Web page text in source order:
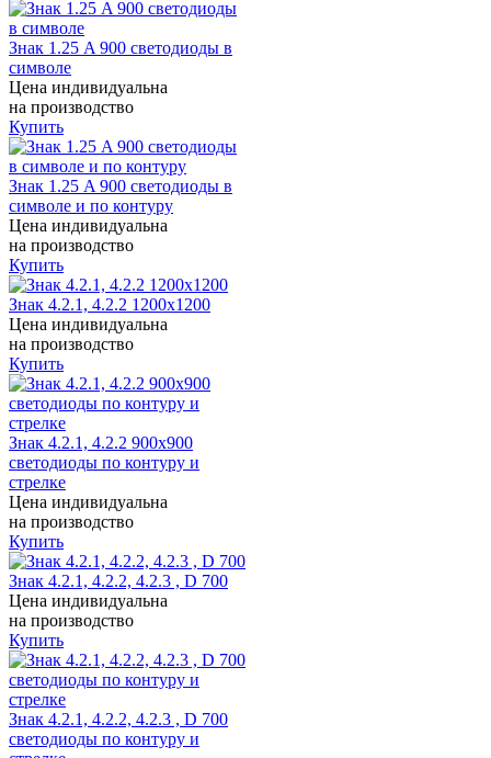
Знак 1.25 A 900 светодиоды в
символе
Цена индивидуальна
на производство
Купить
Знак 1.25 A 900 светодиоды в
символе и по контуру
Цена индивидуальна
на производство
Купить
Знак 4.2.1, 4.2.2 1200x1200
Цена индивидуальна
на производство
Купить
Знак 4.2.1, 4.2.2 900x900
светодиоды по контуру и
стрелке
Цена индивидуальна
на производство
Купить
Знак 4.2.1, 4.2.2, 4.2.3 , D 700
Цена индивидуальна
на производство
Купить
Знак 4.2.1, 4.2.2, 4.2.3 , D 700
светодиоды по контуру и